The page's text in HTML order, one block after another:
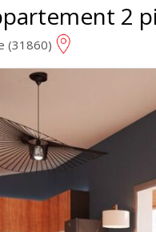
2
(31860)